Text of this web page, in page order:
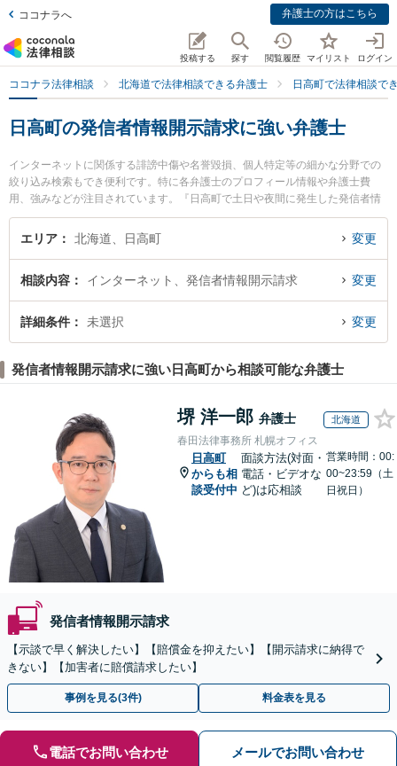
ココナラへ 弁護士の方はこちら
投稿する 探す 閲覧履歴 マイリスト ログイン
ココナラ法律相談 北海道で法律相談できる弁護士 日高町で法律相談で
日高町の発信者情報開示請求に強い弁護士
インターネットに関係する誹謗中傷や名誉毀損、個人特定等の細かな分野での
絞り込み検索もでき便利です。特に各弁護士のプロフィール情報や弁護士費
用、強みなどが注目されています。『日高町で土日や夜間に発生した発信者情
報開示請求のトラブルを今すぐに弁護士に相談したい』『発信者情報開示請求
のトラブル解決の実績豊富な近くの弁護士を検索したい』『初回相談無料で発
エリア 北海道、日高町 変更
相談内容 インターネット、発信者情報開示請求 変更
詳細条件 未選択 変更
発信者情報開示請求に強い日高町から相談可能な弁護士
堺 洋一郎 弁護士 北海道
春田法律事務所 札幌オフィス
日高町
からも相
談受付中
面談方法(対面・
電話・ビデオな
ど)は応相談
営業時間：00:
00~23:59（土
日祝日）
発信者情報開示請求
【示談で早く解決したい】【賠償金を抑えたい】【開示請求に納得で
きない】【加害者に賠償請求したい】
事例を見る(3件) 料金表を見る
電話でお問い合わせ メールでお問い合わせ